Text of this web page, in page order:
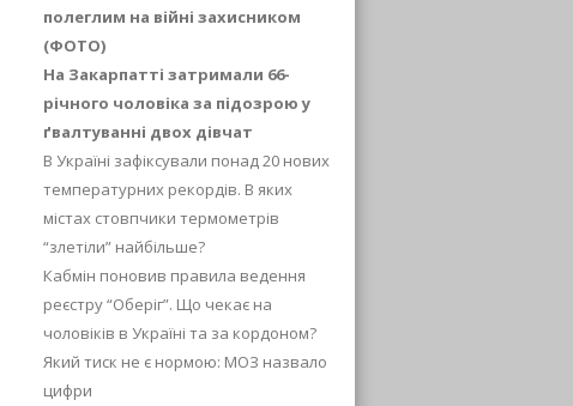
полеглим на війні захисником
(ФОТО)
На Закарпатті затримали 66-
річного чоловіка за підозрою у
ґвалтуванні двох дівчат
В Україні зафіксували понад 20 нових
температурних рекордів. В яких
містах стовпчики термометрів
“злетіли” найбільше?
Кабмін поновив правила ведення
реєстру “Оберіг”. Що чекає на
чоловіків в Україні та за кордоном?
Який тиск не є нормою: МОЗ назвало
цифри